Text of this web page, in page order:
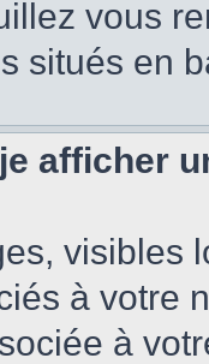
vous
situés en
afficher
à votre
à